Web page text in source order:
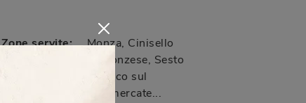
Zone servite:
Monza, Cinisello
Balsamo, Cologno Monzese, Sesto
San Giovanni, Cernusco sul
Naviglio, Lissone, Vimercate...